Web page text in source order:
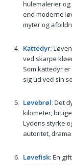
hulemalerier og
end moderne
myter og
Kattedyr:
ved skarpe
Som kattedyr
sig ud ved sin
Løvebrøl: Det
kilometer,
Lydens styrke
autoritet,
Løvefisk: En